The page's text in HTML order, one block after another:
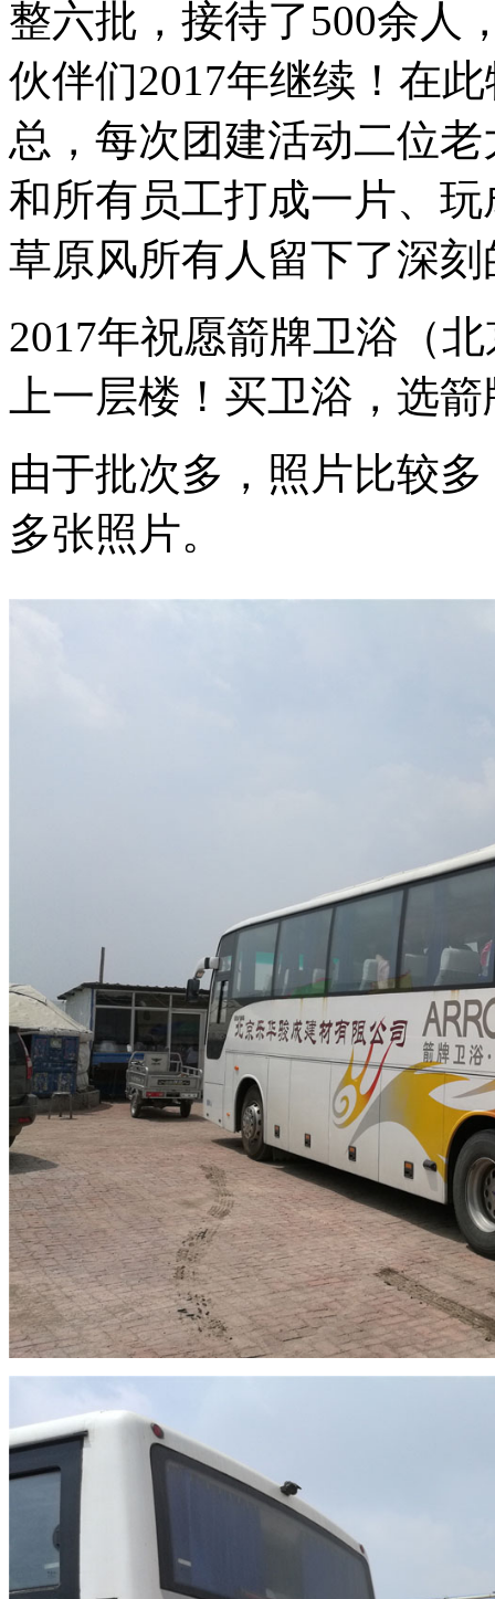
整六批，接待了500余人
伙伴们2017年继续！在
总，每次团建活动二位
和所有员工打成一片、
草原风所有人留下了深
2017年祝愿箭牌卫浴（
上一层楼！买卫浴，选
由于批次多，照片比较
多张照片。